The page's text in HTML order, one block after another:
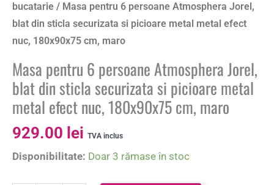
bucatarie / Masa pentru 6 persoane Atmosphera Jorel,
blat din sticla securizata si picioare metal metal efect
nuc, 180x90x75 cm, maro
Masa pentru 6 persoane Atmosphera Jorel,
blat din sticla securizata si picioare metal
metal efect nuc, 180x90x75 cm, maro
929.00 lei TVA inclus
Disponibilitate: Doar 3 rămase în stoc